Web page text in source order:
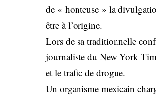
de « honteuse » la
être à l’origine.
Lors de sa traditionnelle
journaliste du New York
et le trafic de drogue.
Un organisme mexicain